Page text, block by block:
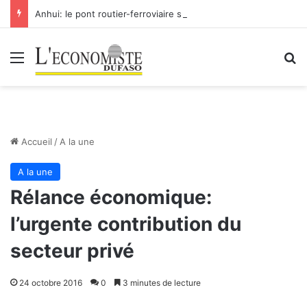
Menu
Accueil / A la une
A la une
Rélance économique:
l’urgente contribution du
secteur privé
24 octobre 2016 0 3 minutes de lecture